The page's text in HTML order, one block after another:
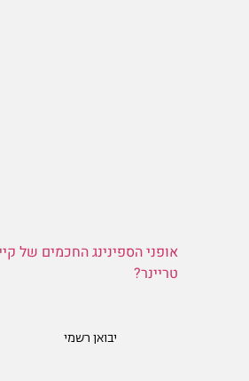
טריינר?
יבואן רשמי